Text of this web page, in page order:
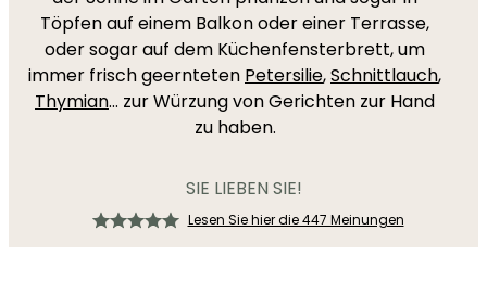
Töpfen auf einem Balkon oder einer Terrasse,
oder sogar auf dem Küchenfensterbrett, um
immer frisch geernteten Petersilie,Schnittlauch,
Thymian... zur Würzung von Gerichten zur Hand
zu haben.
SIE LIEBEN SIE!
Lesen Sie hier die 447 Meinungen